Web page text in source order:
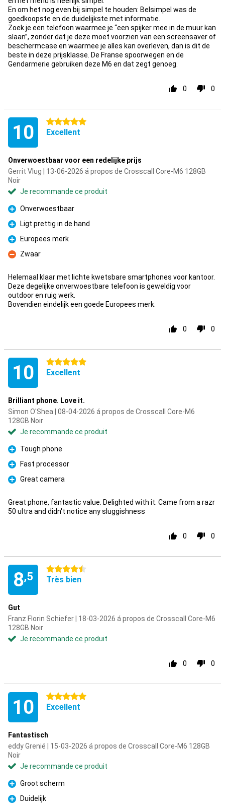
En om het nog even bij simpel te houden: Belsimpel was de
goedkoopste en de duidelijkste met informatie.
Zoek je een telefoon waarmee je “een spijker mee in de muur kan
slaan”, zonder dat je deze moet voorzien van een screensaver of
beschermcase en waarmee je alles kan overleven, dan is dit de
beste in deze prijsklasse. De Franse spoorwegen en de
Gendarmerie gebruiken deze M6 en dat zegt genoeg.
0 0
10 5 étoiles
Excellent
Onverwoestbaar voor een redelijke prijs
Gerrit Vlug | 13-06-2026 á propos de Crosscall Core-M6 128GB
Noir
Je recommande ce produit
Pour
Onverwoestbaar
Pour
Ligt prettig in de hand
Pour
Europees merk
Contre
Zwaar
Helemaal klaar met lichte kwetsbare smartphones voor kantoor.
Deze degelijke onverwoestbare telefoon is geweldig voor
outdoor en ruig werk.
Bovendien eindelijk een goede Europees merk.
0 0
10 5 étoiles
Excellent
Brilliant phone. Love it.
Simon O'Shea | 08-04-2026 á propos de Crosscall Core-M6
128GB Noir
Je recommande ce produit
Pour
Tough phone
Pour
Fast processor
Pour
Great camera
Great phone, fantastic value. Delighted with it. Came from a razr
50 ultra and didn't notice any sluggishness
0 0
8,5
4.5 étoiles
Très bien
Gut
Franz Florin Schiefer | 18-03-2026 á propos de Crosscall Core-M6
128GB Noir
Je recommande ce produit
0 0
10 5 étoiles
Excellent
Fantastisch
eddy Grenié | 15-03-2026 á propos de Crosscall Core-M6 128GB
Noir
Je recommande ce produit
Pour
Groot scherm
Pour
Duidelijk